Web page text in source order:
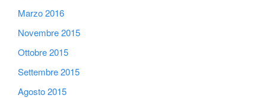
Marzo 2016
Novembre 2015
Ottobre 2015
Settembre 2015
Agosto 2015